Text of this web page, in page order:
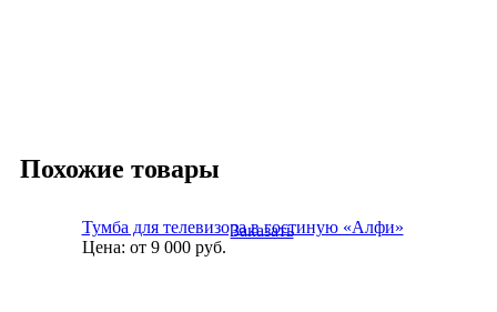
Похожие товары
Тумба для телевизора в гостиную «Алфи»
Цена: от 9 000руб.
Заказать